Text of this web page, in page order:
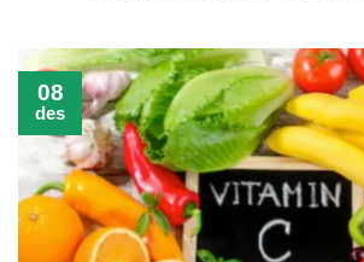
08
des